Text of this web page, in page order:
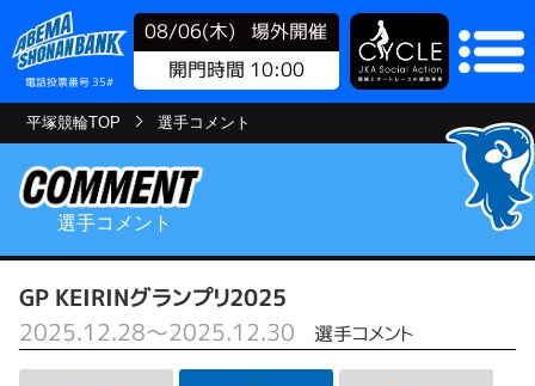
電話投票番号 35#
08/06(木)
場外開催
開門時間 10:00
平塚競輪TOP 選手コメント
選手コメント
GP KEIRINグランプリ2025
2025.12.28～2025.12.30
選手コメント